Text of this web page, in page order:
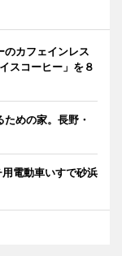
のカフェインレス
スコーヒー」を８
めの家。長野・
電動車いすで砂浜